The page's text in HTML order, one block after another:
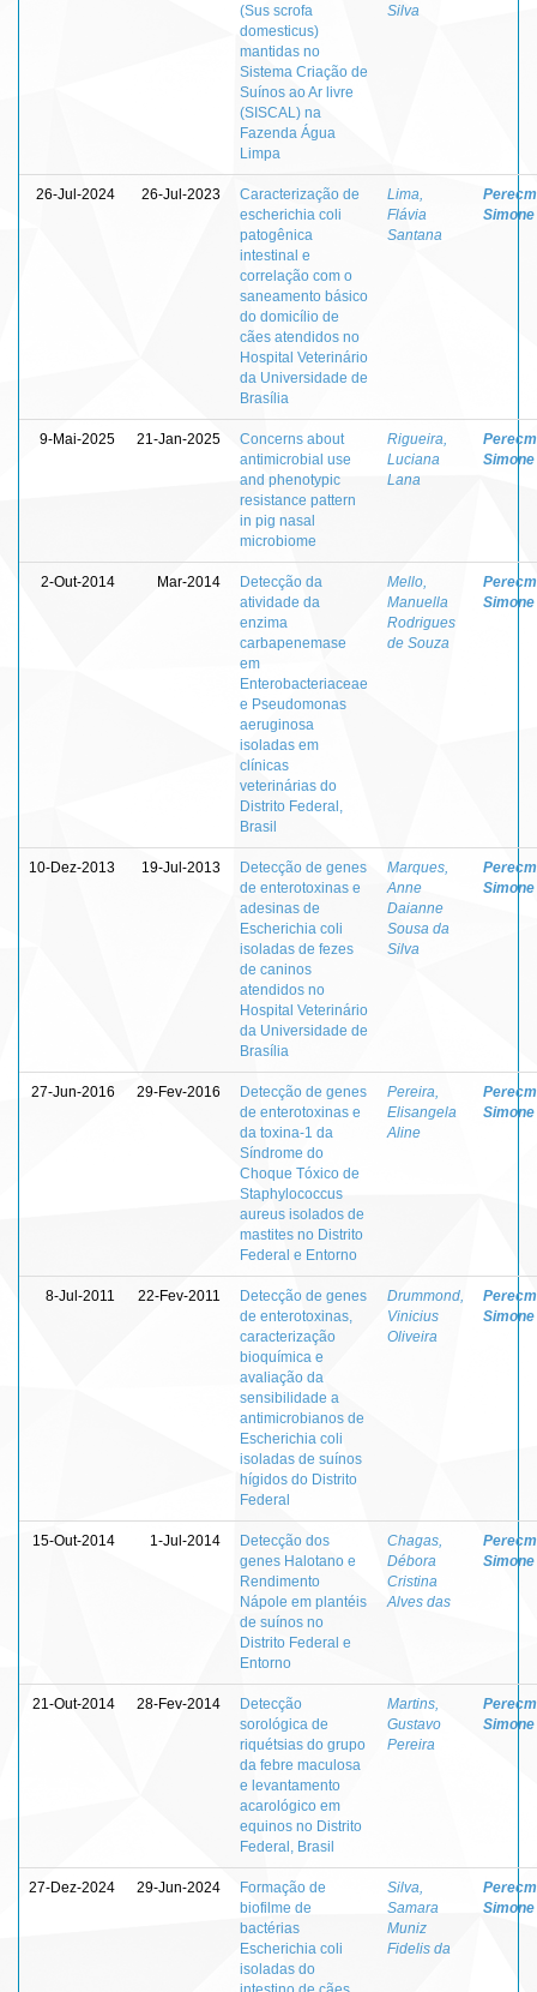
(Sus scrofa
domesticus)
mantidas no
Sistema Criação de
Suínos ao Ar livre
(SISCAL) na
Fazenda Água
Limpa
Silva
26-Jul-2024 26-Jul-2023
Caracterização de
escherichia coli
patogênica
intestinal e
correlação com o
saneamento básico
do domicílio de
cães atendidos no
Hospital Veterinário
da Universidade de
Brasília
Lima,
Flávia
Santana
Simone
9-Mai-2025 21-Jan-2025
Concerns about
antimicrobial use
and phenotypic
resistance pattern
in pig nasal
microbiome
Rigueira,
Luciana
Lana
Simone
2-Out-2014 Mar-2014
Detecção da
atividade da
enzima
carbapenemase
em
Enterobacteriaceae
e Pseudomonas
aeruginosa
isoladas em
clínicas
veterinárias do
Distrito Federal,
Brasil
Mello,
Manuella
Rodrigues
de Souza
Simone
10-Dez-2013 19-Jul-2013
Detecção de genes
de enterotoxinas e
adesinas de
Escherichia coli
isoladas de fezes
de caninos
atendidos no
Hospital Veterinário
da Universidade de
Brasília
Marques,
Anne
Daianne
Sousa da
Silva
Simone
27-Jun-2016 29-Fev-2016
Detecção de genes
de enterotoxinas e
da toxina-1 da
Síndrome do
Choque Tóxico de
Staphylococcus
aureus isolados de
mastites no Distrito
Federal e Entorno
Pereira,
Elisangela
Aline
Simone
8-Jul-2011 22-Fev-2011
Detecção de genes
de enterotoxinas,
caracterização
bioquímica e
avaliação da
sensibilidade a
antimicrobianos de
Escherichia coli
isoladas de suínos
hígidos do Distrito
Federal
Drummond,
Vinicius
Oliveira
Simone
15-Out-2014 1-Jul-2014
Detecção dos
genes Halotano e
Rendimento
Nápole em plantéis
de suínos no
Distrito Federal e
Entorno
Chagas,
Débora
Cristina
Alves das
Simone
21-Out-2014 28-Fev-2014
Detecção
sorológica de
riquétsias do grupo
da febre maculosa
e levantamento
acarológico em
equinos no Distrito
Federal, Brasil
Martins,
Gustavo
Pereira
Simone
27-Dez-2024 29-Jun-2024
Formação de
biofilme de
bactérias
Escherichia coli
isoladas do
Silva,
Samara
Muniz
Fidelis da
Simone